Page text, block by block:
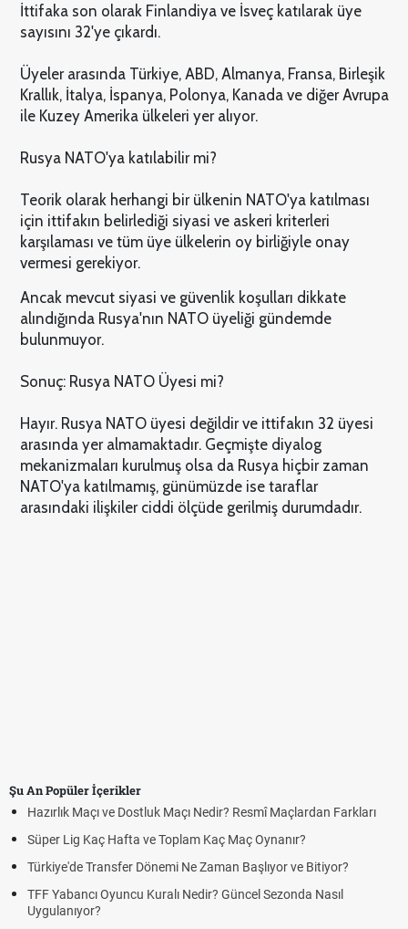
İttifaka son olarak Finlandiya ve İsveç katılarak üye
sayısını 32'ye çıkardı.
Üyeler arasında Türkiye, ABD, Almanya, Fransa, Birleşik
Krallık, İtalya, İspanya, Polonya, Kanada ve diğer Avrupa
ile Kuzey Amerika ülkeleri yer alıyor.
Rusya NATO'ya katılabilir mi?
Teorik olarak herhangi bir ülkenin NATO'ya katılması
için ittifakın belirlediği siyasi ve askeri kriterleri
karşılaması ve tüm üye ülkelerin oy birliğiyle onay
vermesi gerekiyor.
Ancak mevcut siyasi ve güvenlik koşulları dikkate
alındığında Rusya'nın NATO üyeliği gündemde
bulunmuyor.
Sonuç: Rusya NATO Üyesi mi?
Hayır. Rusya NATO üyesi değildir ve ittifakın 32 üyesi
arasında yer almamaktadır. Geçmişte diyalog
mekanizmaları kurulmuş olsa da Rusya hiçbir zaman
NATO'ya katılmamış, günümüzde ise taraflar
arasındaki ilişkiler ciddi ölçüde gerilmiş durumdadır.
Şu An Popüler İçerikler
Hazırlık Maçı ve Dostluk Maçı Nedir? Resmî Maçlardan Farkları
Süper Lig Kaç Hafta ve Toplam Kaç Maç Oynanır?
Türkiye'de Transfer Dönemi Ne Zaman Başlıyor ve Bitiyor?
TFF Yabancı Oyuncu Kuralı Nedir? Güncel Sezonda Nasıl
Uygulanıyor?